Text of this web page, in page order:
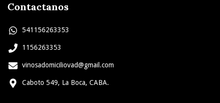
Contactanos
541156263353
1156263353
vinosadomiciliovad@gmail.com
Caboto 549, La Boca, CABA.